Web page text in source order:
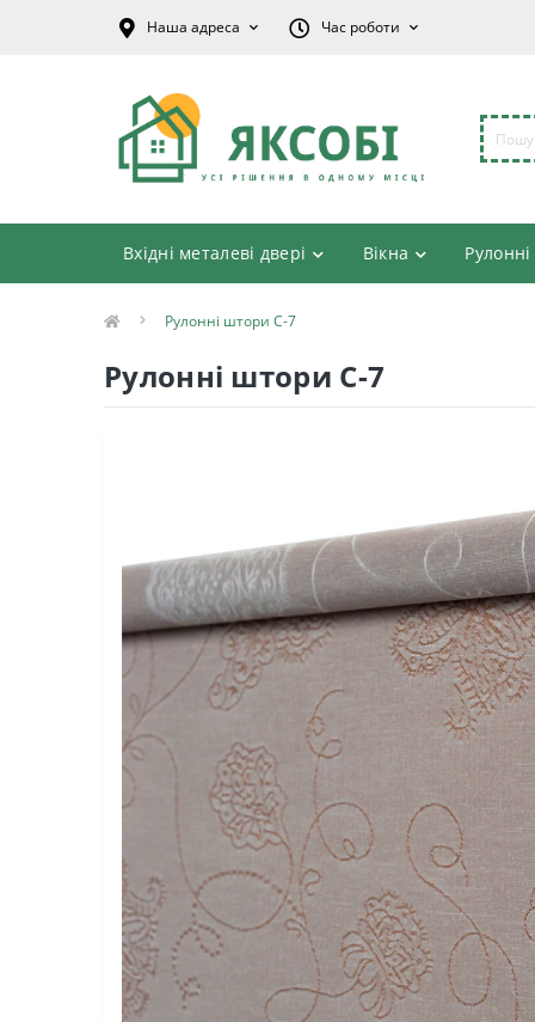
Наша адреса Час роботи
Вхідні металеві двері Вікна
Рулонні штори C-7
Рулонні штори C-7